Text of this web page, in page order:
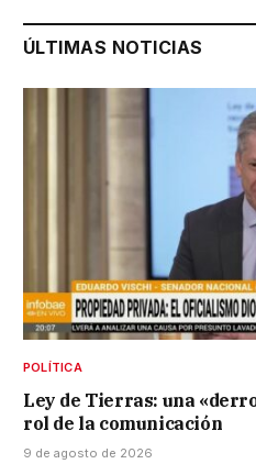
ÚLTIMAS NOTICIAS
POLÍTICA
Ley de Tierras: una
rol de la comunicación
9 de agosto de 2026